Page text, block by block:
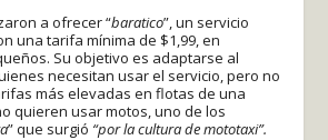
a ofrecer “baratico”, un servicio
una tarifa mínima de $1,99, en
Su objetivo es adaptarse al
necesitan usar el servicio, pero no
más elevadas en flotas de una
quieren usar motos, uno de los
” que surgió “por la cultura de mototaxi”.